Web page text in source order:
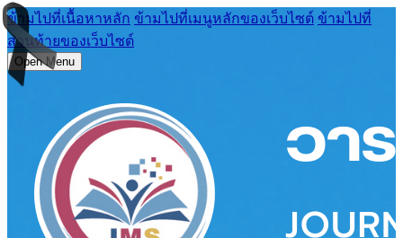
ข้ามไปที่เนื้อหาหลัก ข้ามไปที่เมนูหลักของเว็บไซต์ ข้ามไปที่
ส่วนท้ายของเว็บไซต์
Open Menu